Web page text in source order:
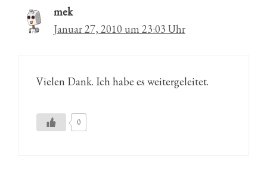
mek
Januar 27, 2010 um 23:03 Uhr
Vielen Dank. Ich habe es weitergeleitet.
0